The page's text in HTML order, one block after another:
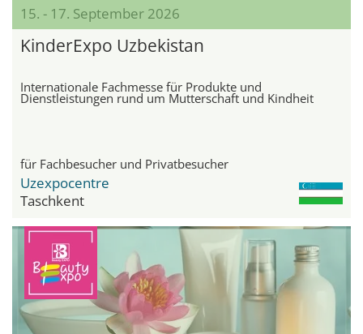
15. - 17. September 2026
KinderExpo Uzbekistan
Internationale Fachmesse für Produkte und
Dienstleistungen rund um Mutterschaft und Kindheit
für Fachbesucher und Privatbesucher
Uzexpocentre
Taschkent